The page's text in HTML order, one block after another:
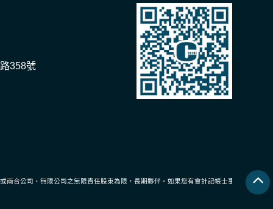
358號
公司、無限公司之無限責任股東為限，長期夥伴。如果您有會計記帳士事務方面的問